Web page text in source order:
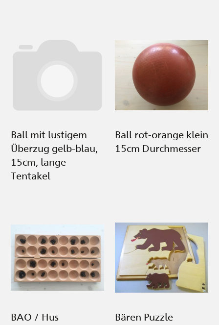
Ball mit lustigem
Überzug gelb-blau,
15cm, lange
Tentakel
Ball rot-orange klein
15cm Durchmesser
BAO / Hus Bären Puzzle